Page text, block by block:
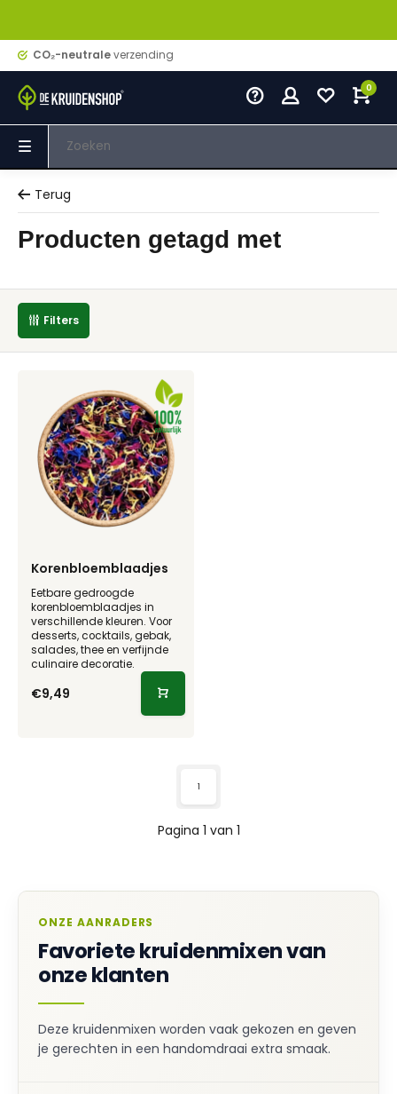
CO₂-neutraleverzending
0
Terug
Producten getagd met
Filters
Korenbloemblaadjes
Eetbare gedroogde
korenbloemblaadjes in
verschillende kleuren. Voor
desserts, cocktails, gebak,
salades, thee en verfijnde
culinaire decoratie.
€9,49
Pagina 1 van 1
1
ONZE AANRADERS
Favoriete kruidenmixen van
onze klanten
Deze kruidenmixen worden vaak gekozen en geven
je gerechten in een handomdraai extra smaak.